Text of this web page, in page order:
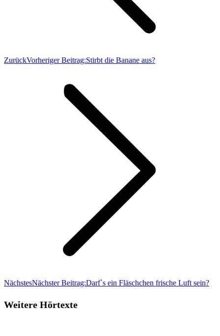
ZurückVorheriger Beitrag:Stirbt die Banane aus?
NächstesNächster Beitrag:Darf`s ein Fläschchen frische Luft sein?
Weitere Hörtexte